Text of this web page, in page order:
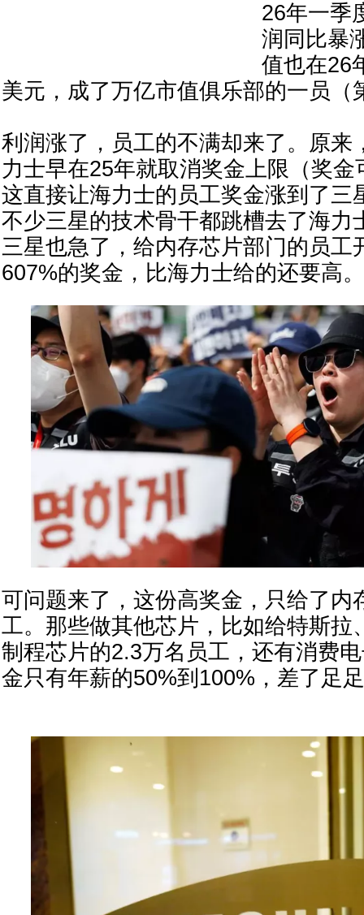
26年一季
润同比暴
值也在26
美元，成了万亿市值俱乐部的一员（
利润涨了，员工的不满却来了。原来
力士早在25年就取消奖金上限（奖
这直接让海力士的员工奖金涨到了三
不少三星的技术骨干都跳槽去了海力
三星也急了，给内存芯片部门的员工
607%的奖金，比海力士给的还要高。
可问题来了，这份高奖金，只给了内
工。那些做其他芯片，比如给特斯拉
制程芯片的2.3万名员工，还有消费
金只有年薪的50%到100%，差了足